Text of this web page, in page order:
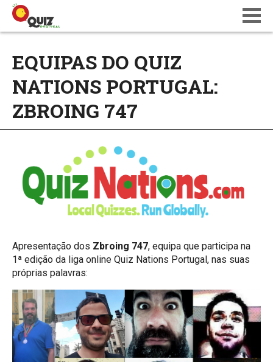
CALENDÁRIO
EQUIPAS DO QUIZ
NATIONS PORTUGAL:
ZBROING 747
Apresentação dos Zbroing 747, equipa que participa na
1ª edição da liga online Quiz Nations Portugal, nas suas
próprias palavras: